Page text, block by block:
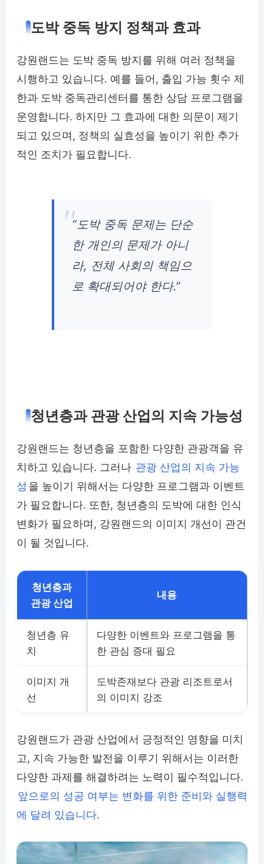
도박 중독 방지 정책과 효과
강원랜드는 도박 중독 방지를 위해 여러 정책을
시행하고 있습니다. 예를 들어, 출입 가능 횟수 제
한과 도박 중독관리센터를 통한 상담 프로그램을
운영합니다. 하지만 그 효과에 대한 의문이 제기
되고 있으며, 정책의 실효성을 높이기 위한 추가
적인 조치가 필요합니다.
“도박 중독 문제는 단순
한 개인의 문제가 아니
라, 전체 사회의 책임으
로 확대되어야 한다.”
청년층과 관광 산업의 지속 가능성
강원랜드는 청년층을 포함한 다양한 관광객을 유
치하고 있습니다. 그러나 관광 산업의 지속 가능
성 을 높이기 위해서는 다양한 프로그램과 이벤트
가 필요합니다. 또한, 청년층의 도박에 대한 인식
변화가 필요하며, 강원랜드의 이미지 개선이 관건
이 될 것입니다.
청년층과
관광 산업
내용
청년층 유
치
다양한 이벤트와 프로그램을 통
한 관심 증대 필요
이미지 개
선
도박존재보다 관광 리조트로서
의 이미지 강조
강원랜드가 관광 산업에서 긍정적인 영향을 미치
고, 지속 가능한 발전을 이루기 위해서는 이러한
다양한 과제를 해결하려는 노력이 필수적입니다.
앞으로의 성공 여부는 변화를 위한 준비와 실행력
에 달려 있습니다.